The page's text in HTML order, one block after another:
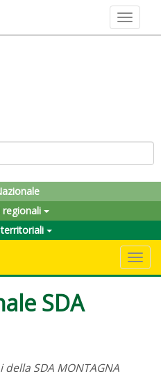
Toggle
SDA
SDA MONTAGNA